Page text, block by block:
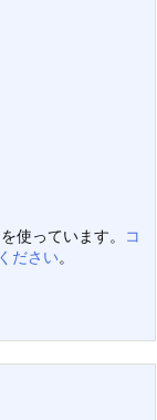
使っています。
コ
ださい。